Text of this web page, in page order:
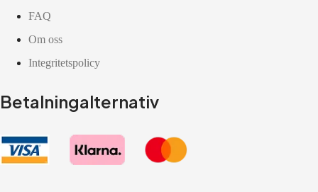
FAQ
Om oss
Integritetspolicy
Betalningalternativ